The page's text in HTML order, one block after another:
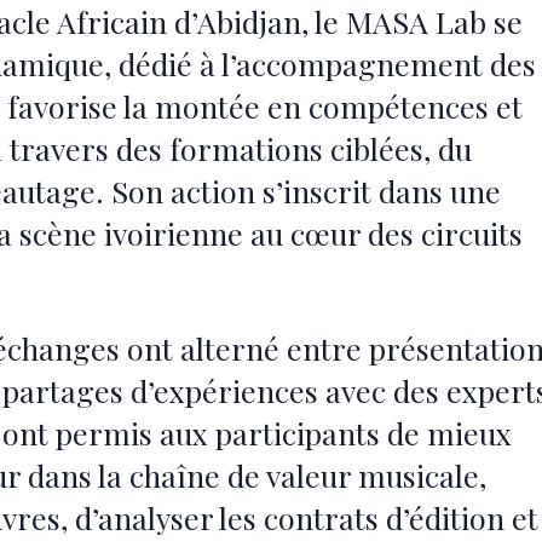
Africain d’Abidjan, le MASA Lab se
dédié à l’accompagnement des
la montée en compétences et
travers des formations ciblées, du
Son action s’inscrit dans une
scène ivoirienne au cœur des circuits
ont alterné entre
d’expériences avec des
permis aux participants de mieux
dans la chaîne de valeur musicale,
d’analyser les contrats d’édition et